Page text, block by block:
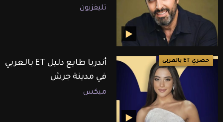
تليفزيون
حصري ET بالعربي
أندريا طايع دليل ET بالعربي
في مدينة جرش
ميكس